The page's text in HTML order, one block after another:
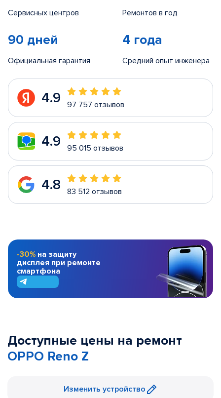
Сервисных центров Ремонтов в год
90 дней
Официальная гарантия
4 года
Средний опыт инженера
4.9 97 757 отзывов
4.9 95 015 отзывов
4.8 83 512 отзывов
-30% на защиту
дисплея при ремонте
смартфона
Доступные цены на ремонт
OPPO Reno Z
Изменить устройство